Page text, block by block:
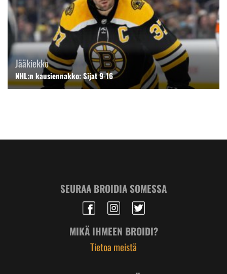
Jääkiekko
NHL:n kausiennakko: Sijat 9-16
SEURAA BROIDIA SOMESSA
MIKÄ IHMEEN BROIDI?
Tietoa meistä